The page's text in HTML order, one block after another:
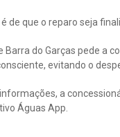
de que o reparo seja
Barra do Garças pede a
evitando o
a
Águas App.